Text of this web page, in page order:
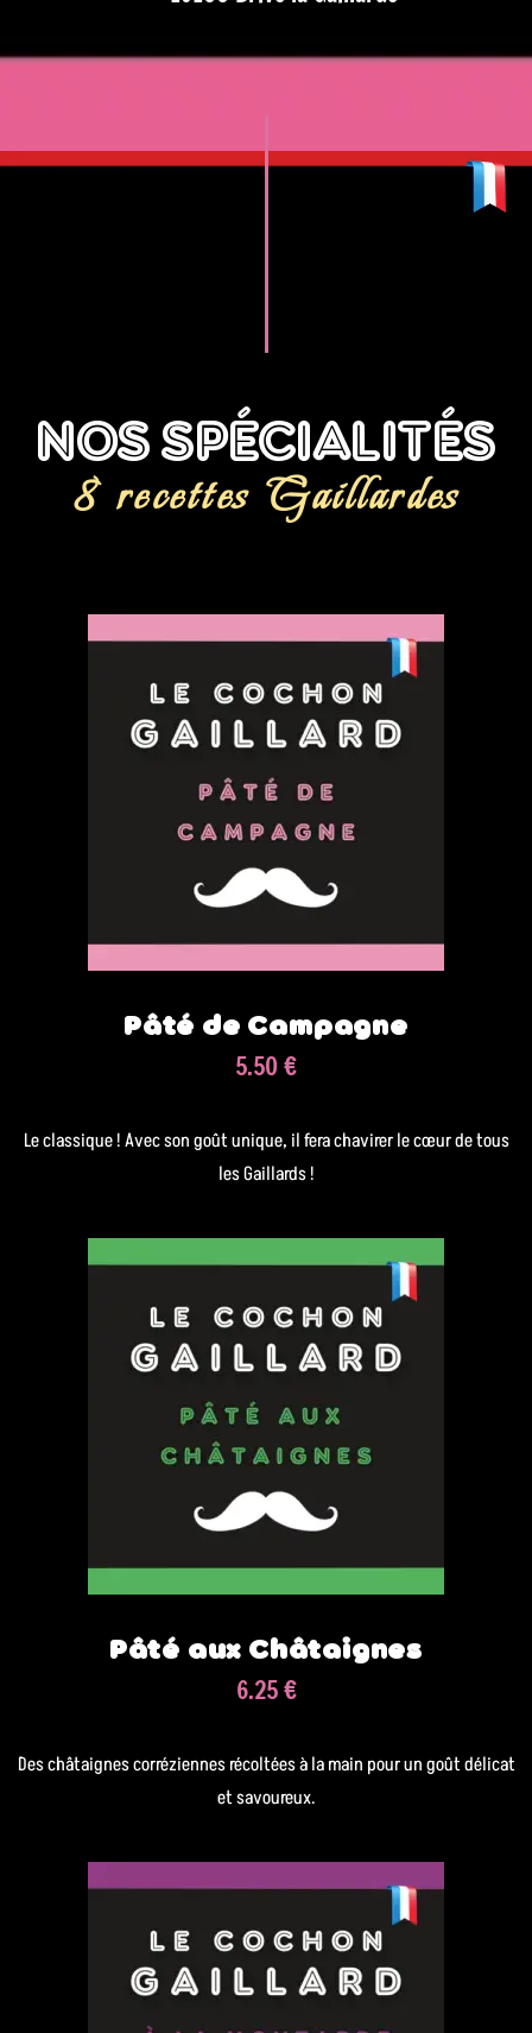
NOS SPÉCIALITÉS
8 recettes Gaillardes
Pâté de Campagne
5.50 €
Le classique ! Avec son goût unique, il fera chavirer le cœur de tous
les Gaillards !
Pâté aux Châtaignes
6.25 €
Des châtaignes corréziennes récoltées à la main pour un goût délicat
et savoureux.